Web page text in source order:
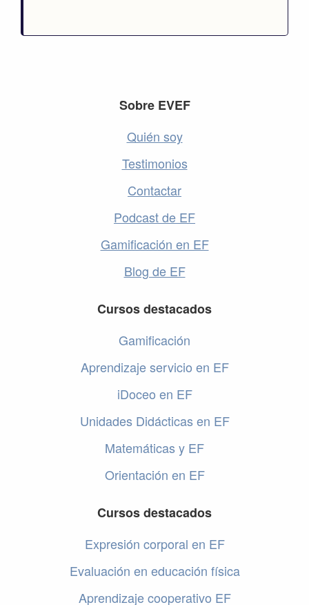
Sobre EVEF
Quién soy
Testimonios
Contactar
Podcast de EF
Gamificación en EF
Blog de EF
Cursos destacados
Gamificación
Aprendizaje servicio en EF
iDoceo en EF
Unidades Didácticas en EF
Matemáticas y EF
Orientación en EF
Cursos destacados
Expresión corporal en EF
Evaluación en educación física
Aprendizaje cooperativo EF